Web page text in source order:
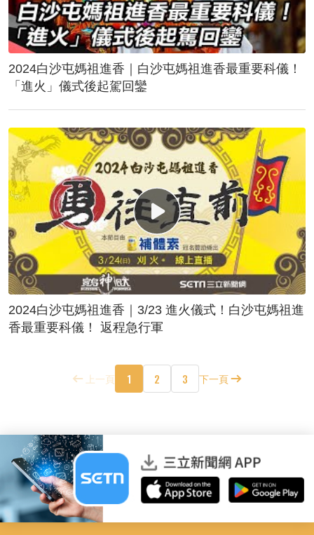
2024白沙屯媽祖進香｜白沙屯媽祖進香最重要科儀！
「進火」儀式後起駕回鑾
2024白沙屯媽祖進香｜3/23 進火儀式！白沙屯媽祖進
香最重要科儀！ 返程急行軍
上一頁 1 2 3 下一頁